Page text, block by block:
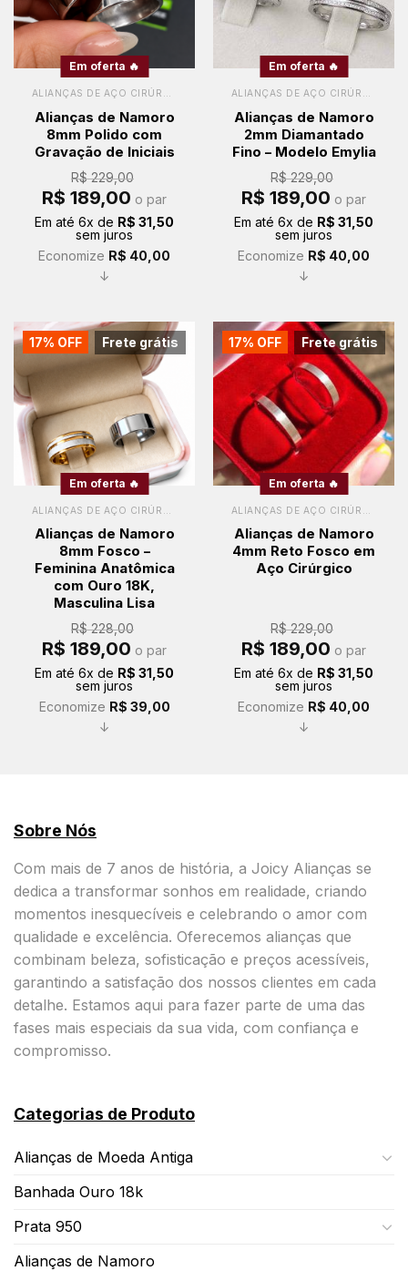
Em oferta 🔥
Alianças de Namoro
8mm Polido com
Gravação de Iniciais
R$229,00
O
preço
era:
R$ 229,00.
R$ 189,00 preço
é:
R$ 189,00.
o par
Em até 6x de R$ 31,50
sem juros
Economize R$ 40,00
↓
Em oferta 🔥
Alianças de Namoro
2mm Diamantado
Fino – Modelo Emylia
R$229,00
O
preço
era:
R$ 229,00.
R$ 189,00 preço
é:
R$ 189,00.
o par
Em até 6x de R$ 31,50
sem juros
Economize R$ 40,00
↓
Frete grátis
17% OFF
Em oferta 🔥
Alianças de Namoro
8mm Fosco –
Feminina Anatômica
com Ouro 18K,
Masculina Lisa
R$228,00
O
preço
era:
R$ 228,00.
R$ 189,00 preço
atual
é:
R$ 189,00.
o par
Em até 6x de R$ 31,50
sem juros
Economize R$ 39,00
↓
Frete grátis
17% OFF
Em oferta 🔥
Alianças de Namoro
4mm Reto Fosco em
Aço Cirúrgico
R$229,00
O
preço
era:
R$ 229,00.
R$ 189,00 preço
atual
é:
R$ 189,00.
o par
Em até 6x de R$ 31,50
sem juros
Economize R$ 40,00
↓
Sobre Nós
Com mais de 7 anos de história, a Joicy Alianças se
dedica a transformar sonhos em realidade, criando
momentos inesquecíveis e celebrando o amor com
qualidade e excelência. Oferecemos alianças que
combinam beleza, sofisticação e preços acessíveis,
garantindo a satisfação dos nossos clientes em cada
detalhe. Estamos aqui para fazer parte de uma das
fases mais especiais da sua vida, com confiança e
compromisso.
Categorias de Produto
Alianças de Moeda Antiga
Banhada Ouro 18k
Prata 950
Alianças de Namoro